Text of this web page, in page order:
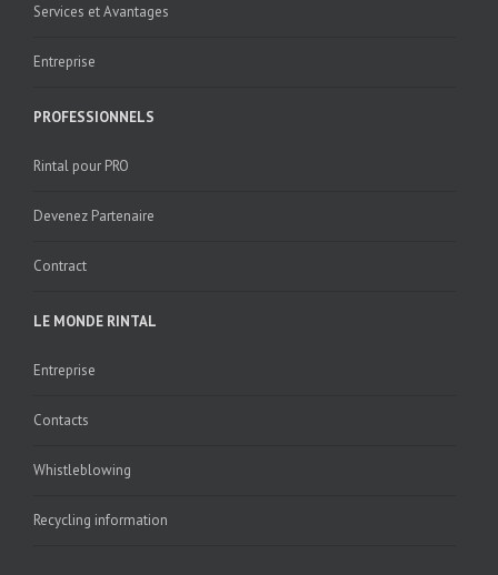
Services et Avantages
Entreprise
PROFESSIONNELS
Rintal pour PRO
Devenez Partenaire
Contract
LE MONDE RINTAL
Entreprise
Contacts
Whistleblowing
Recycling information